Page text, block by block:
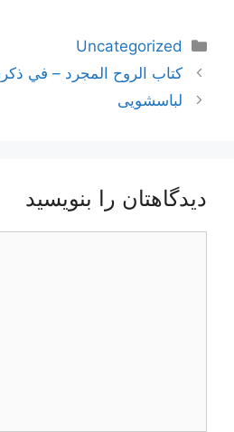
دسته‌ها
Uncategorized
ناوبری
نوشته‌ها
كتاب الروح المجرد – في
لباسشویی
دیدگاهتان را بنویسید